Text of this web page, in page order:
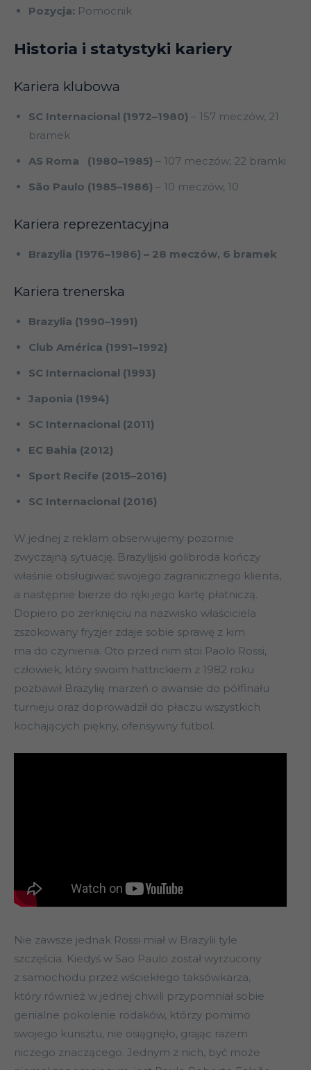
Pozycja: Pomocnik
Historia i statystyki kariery
Kariera klubowa
SC Internacional (1972–1980) – 157 meczów, 21
bramek
AS Roma (1980–1985) – 107 meczów, 22 bramki
São Paulo (1985–1986) – 10 meczów, 10
Kariera reprezentacyjna
Brazylia (1976–1986) – 28 meczów, 6 bramek
Kariera trenerska
Brazylia (1990–1991)
Club América (1991–1992)
SC Internacional (1993)
Japonia (1994)
SC Internacional (2011)
EC Bahia (2012)
Sport Recife (2015–2016)
SC Internacional (2016)
W jednej z reklam obserwujemy pozornie
zwyczajną sytuację. Brazylijski golibroda kończy
właśnie obsługiwać swojego zagranicznego klienta,
a następnie bierze do ręki jego kartę płatniczą.
Dopiero po zerknięciu na nazwisko właściciela
zszokowany fryzjer zdaje sobie sprawę z kim
ma do czynienia. Oto przed nim stoi Paolo Rossi,
człowiek, który swoim hattrickiem z 1982 roku
pozbawił Brazylię marzeń o awansie do półfinału
turnieju oraz doprowadził do płaczu wszystkich
kochających piękny, ofensywny futbol.
Nie zawsze jednak Rossi miał w Brazylii tyle
szczęścia. Kiedyś w Sao Paulo został wyrzucony
z samochodu przez wściekłego taksówkarza,
który również w jednej chwili przypomniał sobie
genialne pokolenie rodaków, którzy pomimo
swojego kunsztu, nie osiągnęło, grając razem
niczego znaczącego. Jednym z nich, być może